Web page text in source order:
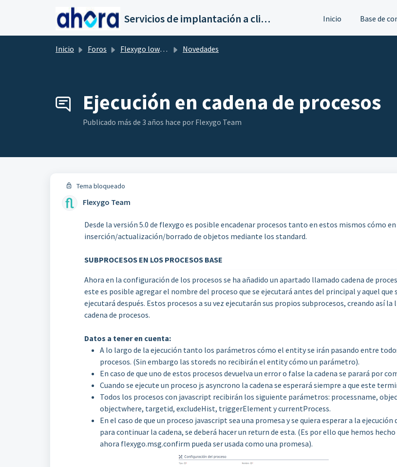
Saltar al contenido principal
Servicios de implantación a clientes de Ahora Inicio Base de
Inicio Foros Flexygo low-Code Novedades
Ejecución en cadena de procesos
Publicado más de 3 años hace por Flexygo Team
Tema bloqueado
Flexygo Team
Desde la versión 5.0 de flexygo es posible encadenar procesos tanto en estos mismos cómo
inserción/actualización/borrado de objetos mediante los standard.
SUBPROCESOS EN LOS PROCESOS BASE
Ahora en la configuración de los procesos se ha añadido un apartado llamado cadena de
este es posible agregar el nombre del proceso que se ejecutará antes del principal y aquel que
ejecutará después. Estos procesos a su vez ejecutarán sus propios subprocesos, creando así la
cadena de procesos.
Datos a tener en cuenta:
A lo largo de la ejecución tanto los parámetros cómo el entity se irán pasando entre
procesos. (Sin embargo las storeds no recibirán el entity cómo un parámetro).
En caso de que uno de estos procesos devuelva un error o false la cadena se parará por
Cuando se ejecute un proceso js asyncrono la cadena se esperará siempre a que este
Todos los procesos con javascript recibirán los siguiente parámetros: processname,
objectwhere, targetid, excludeHist, triggerElement y currentProcess.
En el caso de que un proceso javascript sea una promesa y se quiera esperar a la ejecución
para continuar la cadena, se deberá hacer un return de esta. (Es por ello que hemos hecho
ahora flexygo.msg.confirm pueda ser usada como una promesa).